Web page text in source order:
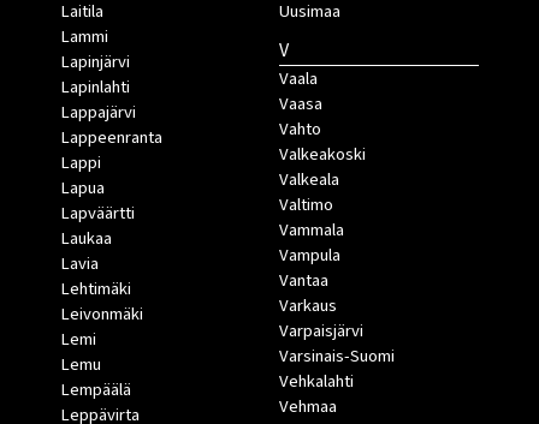
Laitila
Lammi
Lapinjärvi
Lapinlahti
Lappajärvi
Lappeenranta
Lappi
Lapua
Lapväärtti
Laukaa
Lavia
Lehtimäki
Leivonmäki
Lemi
Lemu
Lempäälä
Leppävirta
Uusimaa
V
Vaala
Vaasa
Vahto
Valkeakoski
Valkeala
Valtimo
Vammala
Vampula
Vantaa
Varkaus
Varpaisjärvi
Varsinais-Suomi
Vehkalahti
Vehmaa